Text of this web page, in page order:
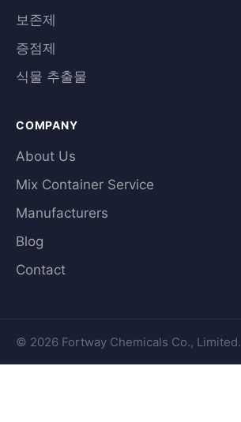
보존제
증점제
식물 추출물
COMPANY
About Us
Mix Container Service
Manufacturers
Blog
Contact
© 2026 Fortway Chemicals Co., Limited.